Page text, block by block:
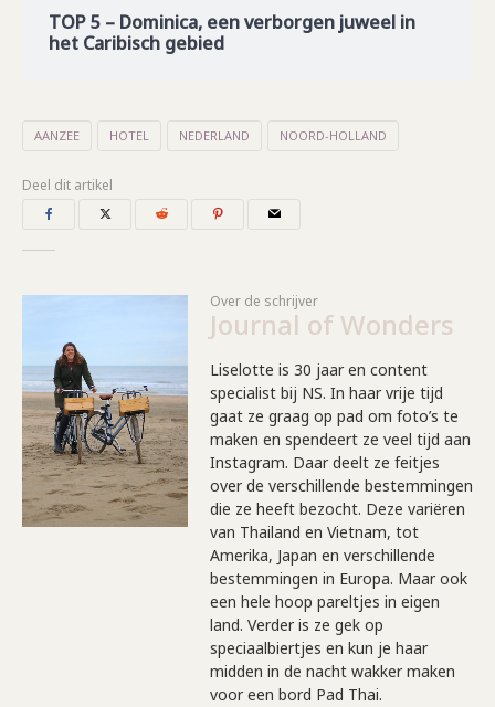
TOP 5 – Dominica, een verborgen juweel in
het Caribisch gebied
AANZEE HOTEL NEDERLAND NOORD-HOLLAND
Deel dit artikel
Over de schrijver
Journal of Wonders
Liselotte is 30 jaar en content
specialist bij NS. In haar vrije tijd
gaat ze graag op pad om foto’s te
maken en spendeert ze veel tijd aan
Instagram. Daar deelt ze feitjes
over de verschillende bestemmingen
die ze heeft bezocht. Deze variëren
van Thailand en Vietnam, tot
Amerika, Japan en verschillende
bestemmingen in Europa. Maar ook
een hele hoop pareltjes in eigen
land. Verder is ze gek op
speciaalbiertjes en kun je haar
midden in de nacht wakker maken
voor een bord Pad Thai.